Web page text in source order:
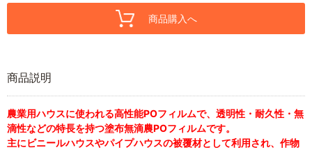
商品購入へ
商品説明
農業用ハウスに使われる高性能POフィルムで、透明性・耐久性・無
滴性などの特長を持つ塗布無滴農POフィルムです。
主にビニールハウスやパイプハウスの被覆材として利用され、作物